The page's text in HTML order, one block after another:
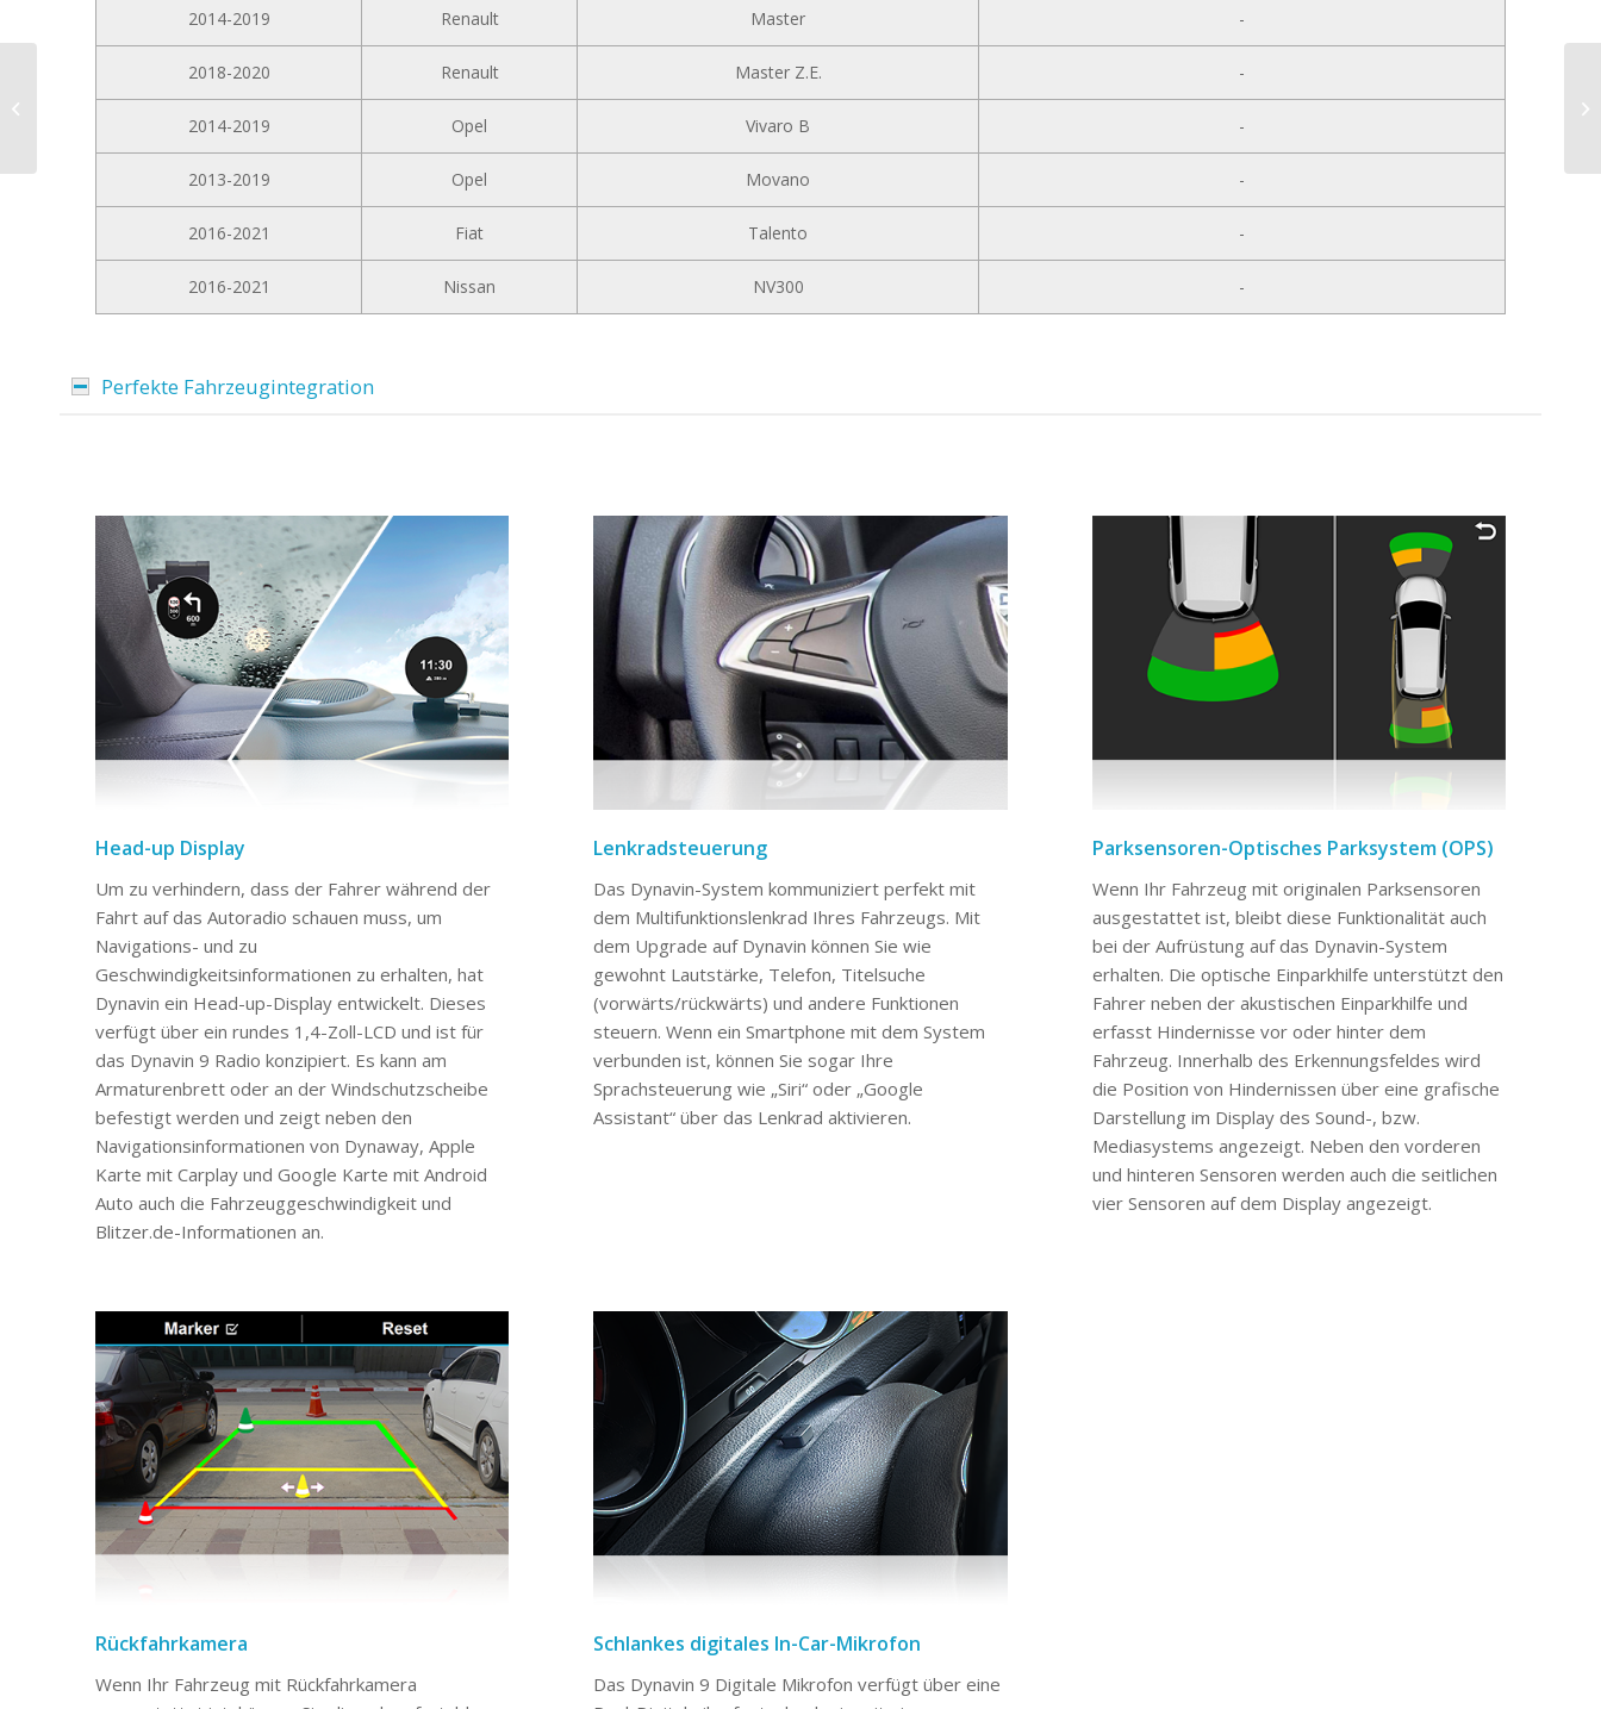
2014-2019 Renault Master -
2018-2020 Renault Master Z.E. -
2014-2019 Opel Vivaro B -
2013-2019 Opel Movano -
2016-2021 Fiat Talento -
2016-2021 Nissan NV300 -
Perfekte Fahrzeugintegration
Head-up Display
Um zu verhindern, dass der Fahrer während der
Fahrt auf das Autoradio schauen muss, um
Navigations- und zu
Geschwindigkeitsinformationen zu erhalten, hat
Dynavin ein Head-up-Display entwickelt. Dieses
verfügt über ein rundes 1,4-Zoll-LCD und ist für
das Dynavin 9 Radio konzipiert. Es kann am
Armaturenbrett oder an der Windschutzscheibe
befestigt werden und zeigt neben den
Navigationsinformationen von Dynaway, Apple
Karte mit Carplay und Google Karte mit Android
Auto auch die Fahrzeuggeschwindigkeit und
Blitzer.de-Informationen an.
Lenkradsteuerung
Das Dynavin-System kommuniziert perfekt mit
dem Multifunktionslenkrad Ihres Fahrzeugs. Mit
dem Upgrade auf Dynavin können Sie wie
gewohnt Lautstärke, Telefon, Titelsuche
(vorwärts/rückwärts) und andere Funktionen
steuern. Wenn ein Smartphone mit dem System
verbunden ist, können Sie sogar Ihre
Sprachsteuerung wie „Siri“ oder „Google
Assistant“ über das Lenkrad aktivieren.
Parksensoren-Optisches Parksystem (OPS)
Wenn Ihr Fahrzeug mit originalen Parksensoren
ausgestattet ist, bleibt diese Funktionalität auch
bei der Aufrüstung auf das Dynavin-System
erhalten. Die optische Einparkhilfe unterstützt den
Fahrer neben der akustischen Einparkhilfe und
erfasst Hindernisse vor oder hinter dem
Fahrzeug. Innerhalb des Erkennungsfeldes wird
die Position von Hindernissen über eine grafische
Darstellung im Display des Sound-, bzw.
Mediasystems angezeigt. Neben den vorderen
und hinteren Sensoren werden auch die seitlichen
vier Sensoren auf dem Display angezeigt.
Rückfahrkamera
Wenn Ihr Fahrzeug mit Rückfahrkamera
Schlankes digitales In-Car-Mikrofon
Das Dynavin 9 Digitale Mikrofon verfügt über eine
Navigationssystem
D10-W204 Premium für
Mercedes C-Klasse...